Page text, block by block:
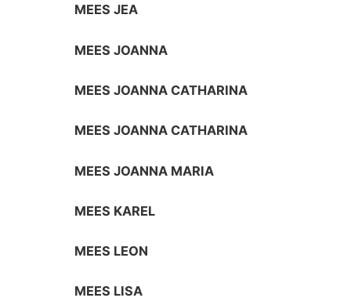
MEES JEA
MEES JOANNA
MEES JOANNA CATHARINA
MEES JOANNA CATHARINA
MEES JOANNA MARIA
MEES KAREL
MEES LEON
MEES LISA